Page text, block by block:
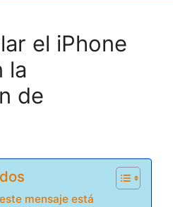
el iPhone
la
de
mensaje está